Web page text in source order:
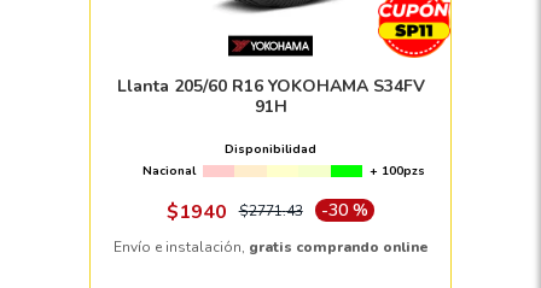
Llanta 205/60 R16 YOKOHAMA S34FV
91H
Disponibilidad
Nacional
+ 100pzs
$1940 $2771.43 -30 %
Envío e instalación, gratis comprando online